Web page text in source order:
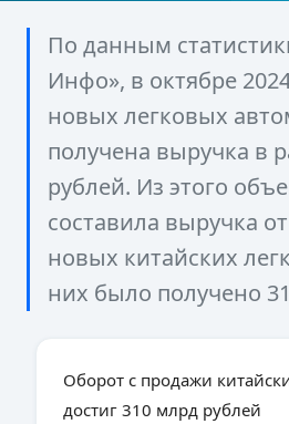
По данным
Инфо», в октябре
новых легковых
получена выручка в
рублей. Из этого
составила выручка
новых китайских
них было получено
Оборот с продажи
достиг 310 млрд рублей